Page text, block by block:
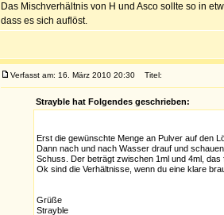
Das Mischverhältnis von H und Asco sollte so in
dass es sich auflöst.
Verfasst am: 16. März 2010 20:30 Titel:
Strayble hat Folgendes geschrieben:
Erst die gewünschte Menge an Pulver auf den
Dann nach und nach Wasser drauf und
Schuss. Der beträgt zwischen 1ml und 4ml,
Ok sind die Verhältnisse, wenn du eine klare
Grüße
Strayble